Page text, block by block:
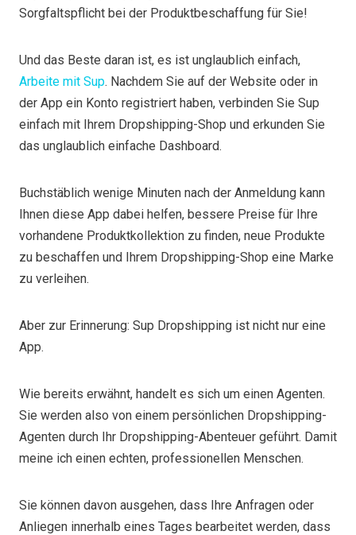
Sorgfaltspflicht bei der Produktbeschaffung für Sie!
Und das Beste daran ist, es ist unglaublich einfach,
Arbeite mit Sup. Nachdem Sie auf der Website oder in
der App ein Konto registriert haben, verbinden Sie Sup
einfach mit Ihrem Dropshipping-Shop und erkunden Sie
das unglaublich einfache Dashboard.
Buchstäblich wenige Minuten nach der Anmeldung kann
Ihnen diese App dabei helfen, bessere Preise für Ihre
vorhandene Produktkollektion zu finden, neue Produkte
zu beschaffen und Ihrem Dropshipping-Shop eine Marke
zu verleihen.
Aber zur Erinnerung: Sup Dropshipping ist nicht nur eine
App.
Wie bereits erwähnt, handelt es sich um einen Agenten.
Sie werden also von einem persönlichen Dropshipping-
Agenten durch Ihr Dropshipping-Abenteuer geführt. Damit
meine ich einen echten, professionellen Menschen.
Sie können davon ausgehen, dass Ihre Anfragen oder
Anliegen innerhalb eines Tages bearbeitet werden, dass